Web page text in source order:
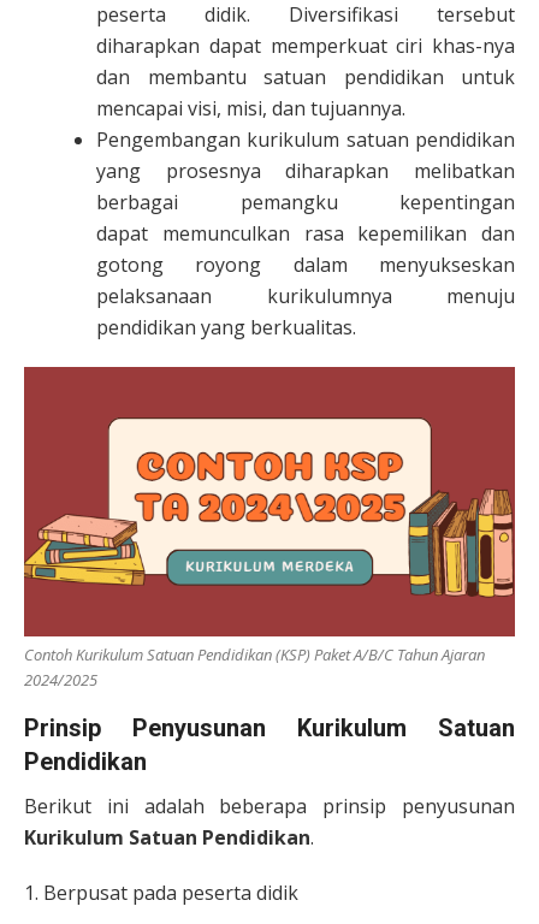
peserta didik. Diversifikasi tersebut
diharapkan dapat memperkuat ciri khas-nya
dan membantu satuan pendidikan untuk
mencapai visi, misi, dan tujuannya.
Pengembangan kurikulum satuan pendidikan
yang prosesnya diharapkan melibatkan
berbagai pemangku kepentingan
dapat memunculkan rasa kepemilikan dan
gotong royong dalam menyukseskan
pelaksanaan kurikulumnya menuju
pendidikan yang berkualitas.
Contoh Kurikulum Satuan Pendidikan (KSP) Paket A/B/C Tahun Ajaran
2024/2025
Prinsip Penyusunan Kurikulum Satuan
Pendidikan
Berikut ini adalah beberapa prinsip penyusunan
Kurikulum Satuan Pendidikan.
1. Berpusat pada peserta didik